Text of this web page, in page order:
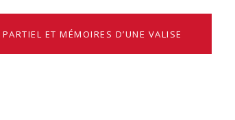
ET MÉMOIRES D’UNE VALISE